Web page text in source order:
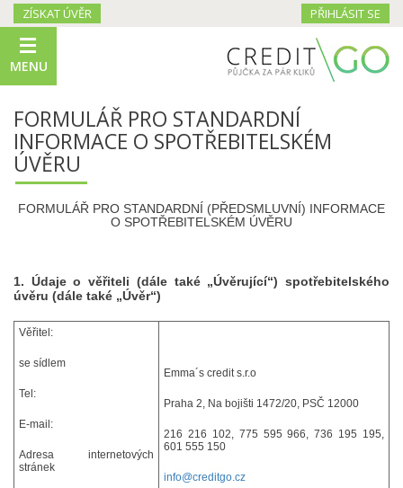
ZÍSKAT ÚVĚR PŘIHLÁSIT SE
MENU
FORMULÁŘ PRO STANDARDNÍ
INFORMACE O SPOTŘEBITELSKÉM
ÚVĚRU
FORMULÁŘ PRO STANDARDNÍ (PŘEDSMLUVNÍ) INFORMACE
O SPOTŘEBITELSKÉM ÚVĚRU
1. Údaje o věřiteli (dále také „Úvěrující“) spotřebitelského
úvěru (dále také „Úvěr“)
Věřitel:
se sídlem
Tel:
E-mail:
Adresa internetových
stránek
Emma´s credit s.r.o
Praha 2, Na bojišti 1472/20, PSČ 12000
216 216 102, 775 595 966,736 195 195,
601 555 150
info@creditgo.cz